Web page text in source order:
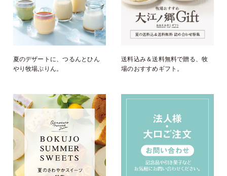
夏のデザートに、つるんとひん
やり牧場ぷりん。
送料込み＆送料無料で贈る、牧
場のおすすめギフト。